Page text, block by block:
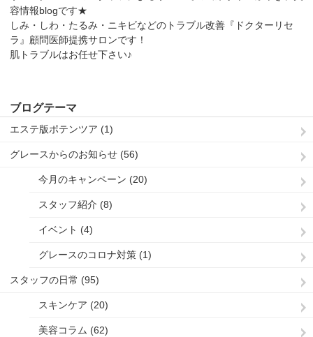
容情報blogです★
しみ・しわ・たるみ・ニキビなどのトラブル改善『ドクターリセ
ラ』顧問医師提携サロンです！
肌トラブルはお任せ下さい♪
ブログテーマ
エステ版ポテンツア (1)
グレースからのお知らせ (56)
今月のキャンペーン (20)
スタッフ紹介 (8)
イベント (4)
グレースのコロナ対策 (1)
スタッフの日常 (95)
スキンケア (20)
美容コラム (62)